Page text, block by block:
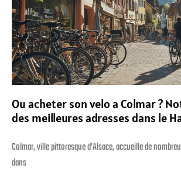
Ou acheter son velo a Colmar ?
des meilleures adresses dans le
Colmar, ville pittoresque d’Alsace, accueille de
dans